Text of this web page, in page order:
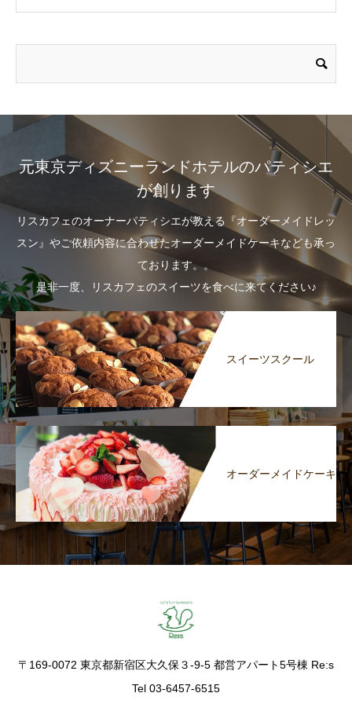
元東京ディズニーランドホテルのパティシエ
が創ります
リスカフェのオーナーパティシエが教える『オーダーメイドレッ
スン』やご依頼内容に合わせたオーダーメイドケーキなども承っ
ております。。
是非一度、リスカフェのスイーツを食べに来てください♪
スイーツスクール
オーダーメイドケーキ
〒169-0072 東京都新宿区大久保３-9-5 都営アパート5号棟 Re:s
Tel 03-6457-6515